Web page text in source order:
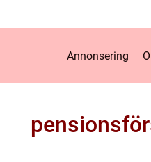
Annonsering